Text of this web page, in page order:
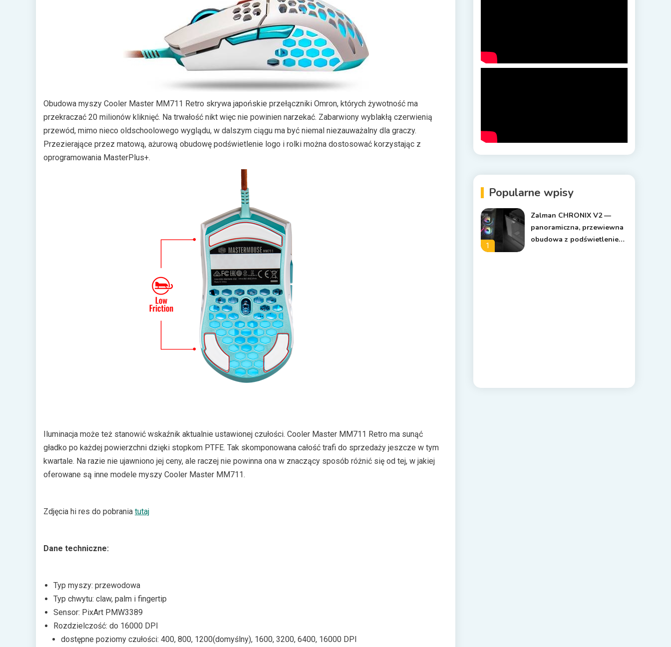
Obudowa myszy Cooler Master MM711 Retro skrywa japońskie przełączniki Omron, których żywotność ma
przekraczać 20 milionów kliknięć. Na trwałość nikt więc nie powinien narzekać. Zabarwiony wyblakłą czerwienią
przewód, mimo nieco oldschoolowego wyglądu, w dalszym ciągu ma być niemal niezauważalny dla graczy.
Przezierające przez matową, ażurową obudowę podświetlenie logo i rolki można dostosować korzystając z
oprogramowania MasterPlus+.
Iluminacja może też stanowić wskaźnik aktualnie ustawionej czułości. Cooler Master MM711 Retro ma sunąć
gładko po każdej powierzchni dzięki stopkom PTFE. Tak skomponowana całość trafi do sprzedaży jeszcze w tym
kwartale. Na razie nie ujawniono jej ceny, ale raczej nie powinna ona w znaczący sposób różnić się od tej, w jakiej
oferowane są inne modele myszy Cooler Master MM711.
Zdjęcia hi res do pobrania tutaj
Dane techniczne:
Typ myszy: przewodowa
Typ chwytu: claw, palm i fingertip
Sensor: PixArt PMW3389
Rozdzielczość: do 16000 DPI
dostępne poziomy czułości: 400, 800, 1200(domyślny), 1600, 3200, 6400, 16000 DPI
Popularne wpisy
1
Zalman CHRONIX V2 —
panoramiczna, przewiewna
obudowa z podświetleniem